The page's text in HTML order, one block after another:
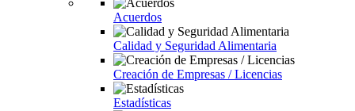
Acuerdos
Calidad y Seguridad Alimentaria
Creación de Empresas / Licencias
Estadísticas